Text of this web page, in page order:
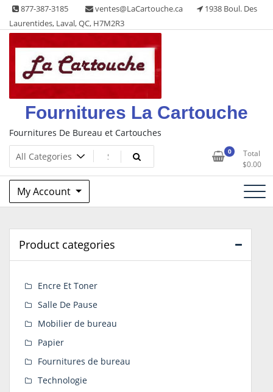
Skip
content
877-387-3185 ventes@LaCartouche.ca
1938 Boul. Des
Laurentides, Laval, QC, H7M2R3
Fournitures La Cartouche
Fournitures De Bureau et Cartouches
0
Total
$0.00
My Account
Product categories
Encre Et Toner
Salle De Pause
Mobilier de bureau
Papier
Fournitures de bureau
Technologie